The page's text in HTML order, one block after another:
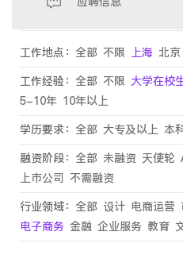
工作地点： 全部 不限 上海 北京
工作经验： 全部 不限 大学在校
5-10年 10年以上
学历要求： 全部 大专及以上 本
融资阶段： 全部 未融资 天使轮
上市公司 不需融资
行业领域： 全部 设计 电商运营
电子商务 金融 企业服务 教育